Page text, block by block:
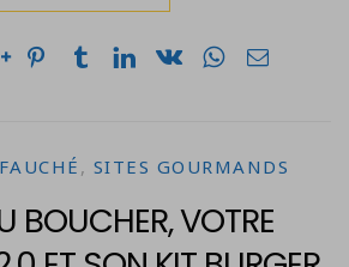
FAUCHÉ , SITES GOURMANDS
BOUCHER, VOTRE